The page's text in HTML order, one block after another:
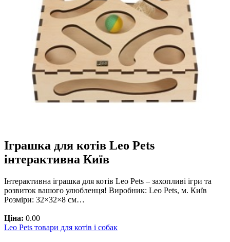
Іграшка для котів Leo Pets
інтерактивна Київ
Інтерактивна іграшка для котів Leo Pets – захопливі ігри та
розвиток вашого улюбленця! Виробник: Leo Pets, м. Київ
Розміри: 32×32×8 см…
Ціна: 0.00
Leo Pets товари для котів і собак